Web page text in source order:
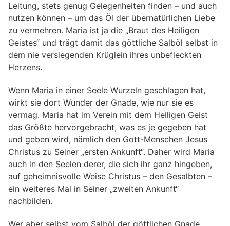
Leitung, stets genug Gelegenheiten finden – und auch
nutzen können – um das Öl der übernatürlichen Liebe
zu vermehren. Maria ist ja die „Braut des Heiligen
Geistes“ und trägt damit das göttliche Salböl selbst in
dem nie versiegenden Krüglein ihres unbefleckten
Herzens.
Wenn Maria in einer Seele Wurzeln geschlagen hat,
wirkt sie dort Wunder der Gnade, wie nur sie es
vermag. Maria hat im Verein mit dem Heiligen Geist
das Größte hervorgebracht, was es je gegeben hat
und geben wird, nämlich den Gott-Menschen Jesus
Christus zu Seiner „ersten Ankunft“. Daher wird Maria
auch in den Seelen derer, die sich ihr ganz hingeben,
auf geheimnisvolle Weise Christus – den Gesalbten –
ein weiteres Mal in Seiner „zweiten Ankunft“
nachbilden.
Wer aber selbst vom Salböl der göttlichen Gnade